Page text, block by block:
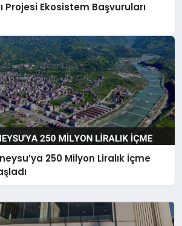
Projesi Ekosistem Başvuruları
250 Milyon Liralık İçme